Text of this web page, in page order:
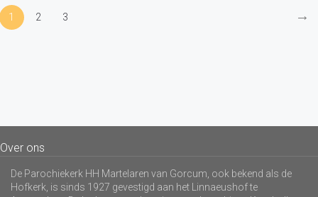
1 2 3 →
Over ons
De Parochiekerk HH Martelaren van Gorcum, ook bekend als de
Hofkerk, is sinds 1927 gevestigd aan het Linnaeushof te